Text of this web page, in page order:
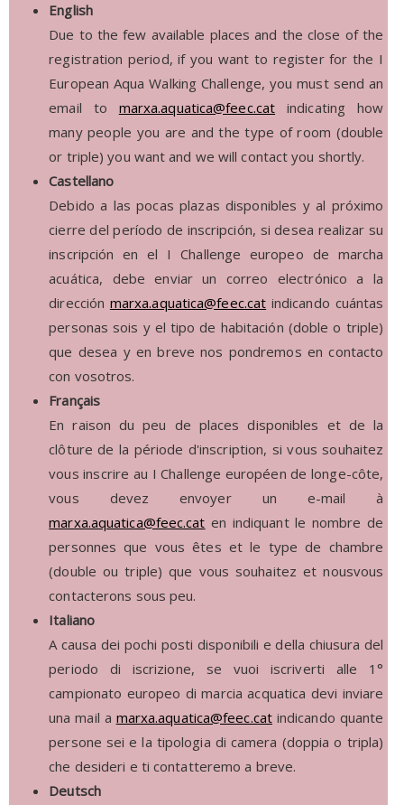
English
Due to the few available places and the close of the
registration period, if you want to register for the I
European Aqua Walking Challenge, you must send an
email to marxa.aquatica@feec.cat indicating how
many people you are and the type of room (double
or triple) you want and we will contact you shortly.
Castellano
Debido a las pocas plazas disponibles y al próximo
cierre del período de inscripción, si desea realizar su
inscripción en el I Challenge europeo de marcha
acuática, debe enviar un correo electrónico a la
dirección marxa.aquatica@feec.cat indicando cuántas
personas sois y el tipo de habitación (doble o triple)
que desea y en breve nos pondremos en contacto
con vosotros.
Français
En raison du peu de places disponibles et de la
clôture de la période d'inscription, si vous souhaitez
vous inscrire au I Challenge européen de longe-côte,
vous devez envoyer un e-mail à
marxa.aquatica@feec.cat en indiquant le nombre de
personnes que vous êtes et le type de chambre
(double ou triple) que vous souhaitez et nousvous
contacterons sous peu.
Italiano
A causa dei pochi posti disponibili e della chiusura del
periodo di iscrizione, se vuoi iscriverti alle 1°
campionato europeo di marcia acquatica devi inviare
una mail a marxa.aquatica@feec.catindicando quante
persone sei e la tipologia di camera (doppia o tripla)
che desideri e ti contatteremo a breve.
Deutsch